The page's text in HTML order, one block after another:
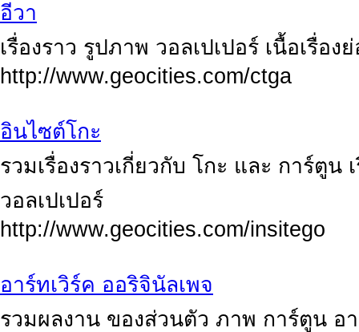
อีวา
เรื่องราว รูปภาพ วอลเปเปอร์ เนื้อเรื่อง
http://www.geocities.com/ctga
อินไซต์โกะ
รวมเรื่องราวเกี่ยวกับ โกะ และ การ์ตู
วอลเปเปอร์
http://www.geocities.com/insitego
อาร์ทเวิร์ค ออริจินัลเพจ
รวมผลงาน ของส่วนตัว ภาพ การ์ตูน อ